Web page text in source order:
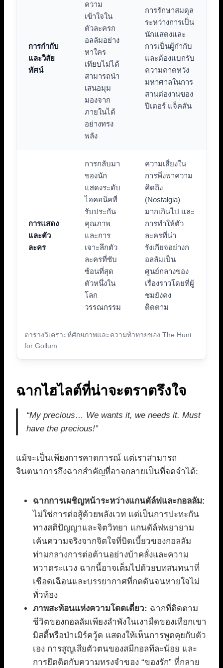
ตารางวิเคราะห์ศักยภาพและความท้าทายของ The Hunt
for Gollum
การกำกับ
และวิสัย
ทัศน์
ความ
เข้าใจใน
ตัวละครก
อลลัมอย่าง
หาใคร
เทียบไม่ได้
สามารถนำ
เสนอมุม
มองจาก
ภายในได้
อย่างทรง
พลัง
การรักษาสมดุล
ระหว่างการเป็น
นักแสดงและ
การเป็นผู้กำกับ
และต้องแบกรับ
ความคาดหวัง
มหาศาลในการ
สานต่องานของ
ปีเตอร์ แจ็คสัน
การแสดง
และตัว
ละคร
การกลับมา
ของนัก
แสดงระดับ
ไอคอนิคที่
รับประกัน
คุณภาพ
และการ
เจาะลึกตัว
ละครที่ซับ
ซ้อนที่สุด
ตัวหนึ่งใน
โลก
วรรณกรรม
ความเสี่ยงใน
การพึ่งพาความ
คิดถึง
(Nostalgia)
มากเกินไป และ
การทำให้ตัว
ละครที่น่า
รังเกียจอย่างก
อลลัมเป็น
ศูนย์กลางของ
เรื่องราวโดยที่ผู้
ชมยังคง
ติดตาม
ฉากไฮไลต์ที่น่าจะตราตรึงใจ
“My precious… We wants it, we needs it. Must
have the precious!”
แม้จะเป็นเพียงการคาดการณ์ แต่เราสามารถ
จินตนาการถึงฉากสำคัญที่อาจกลายเป็นที่จดจำได้:
ฉากการเผชิญหน้าระหว่างแกนดัล์ฟและกอลลัม:
ไม่ใช่การต่อสู้ด้วยพลังเวท แต่เป็นการปะทะกัน
ทางสติปัญญาและจิตวิทยา แกนดัล์ฟพยายาม
เค้นความจริงจากจิตใจที่บิดเบี้ยวของกอลลัม
ท่ามกลางการต่อต้านอย่างบ้าคลั่งและความ
หวาดระแวง ฉากนี้อาจเต็มไปด้วยบทสนทนาที่
เชือดเฉือนและบรรยากาศที่กดดันจนหายใจไม่
ทั่วท้อง
ภาพสะท้อนแห่งความโดดเดี่ยว: ฉากที่ติดตาม
ชีวิตของกอลลัมเพียงลำพังในเงามืดของเทือกเขา
มิสตี้หรือป่าเมิร์ควู้ด แสดงให้เห็นการพูดคุยกับตัว
เอง การสูญเสียตัวตนของสมีกอลทีละน้อย และ
การยึดติดกับความทรงจำของ “ของรัก” ที่กลาย